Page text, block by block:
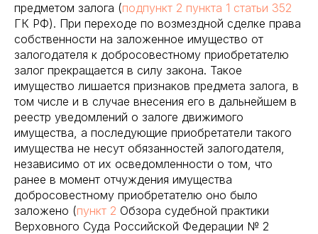
предметом залога (подпункт 2 пункта 1 статьи 352
ГК РФ). При переходе по возмездной сделке права
собственности на заложенное имущество от
залогодателя к добросовестному приобретателю
залог прекращается в силу закона. Такое
имущество лишается признаков предмета залога, в
том числе и в случае внесения его в дальнейшем в
реестр уведомлений о залоге движимого
имущества, а последующие приобретатели такого
имущества не несут обязанностей залогодателя,
независимо от их осведомленности о том, что
ранее в момент отчуждения имущества
добросовестному приобретателю оно было
заложено (пункт 2 Обзора судебной практики
Верховного Суда Российской Федерации № 2